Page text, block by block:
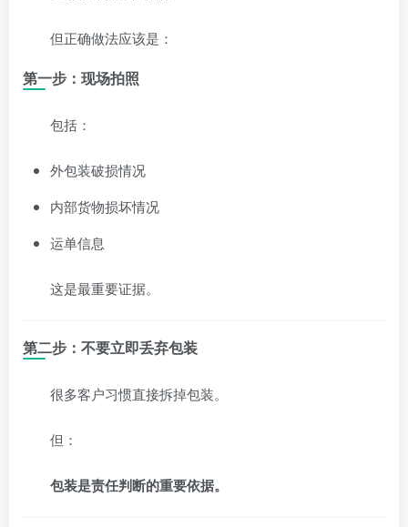
但正确做法应该是：
第一步：现场拍照
包括：
外包装破损情况
内部货物损坏情况
运单信息
这是最重要证据。
第二步：不要立即丢弃包装
很多客户习惯直接拆掉包装。
但：
包装是责任判断的重要依据。